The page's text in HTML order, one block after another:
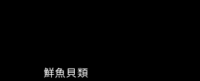
鮮魚貝類